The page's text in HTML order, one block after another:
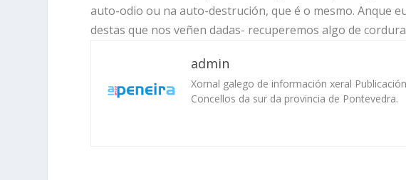
auto-odio ou na auto-destrución, que é o mesmo. Anque
destas que nos veñen dadas- recuperemos algo de
admin
Xornal galego de información xeral
Concellos da sur da provincia de Pontevedra.